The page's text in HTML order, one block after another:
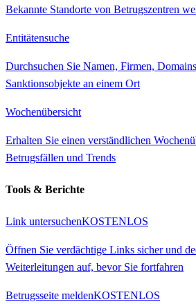
Bekannte Standorte von Betrugszentren
Entitätensuche
Durchsuchen Sie Namen, Firmen,
Sanktionsobjekte an einem Ort
Wochenübersicht
Erhalten Sie einen verständlichen
Betrugsfällen und Trends
Tools & Berichte
Link untersuchenKOSTENLOS
Öffnen Sie verdächtige Links sicher und
Weiterleitungen auf, bevor Sie fortfahren
Betrugsseite meldenKOSTENLOS